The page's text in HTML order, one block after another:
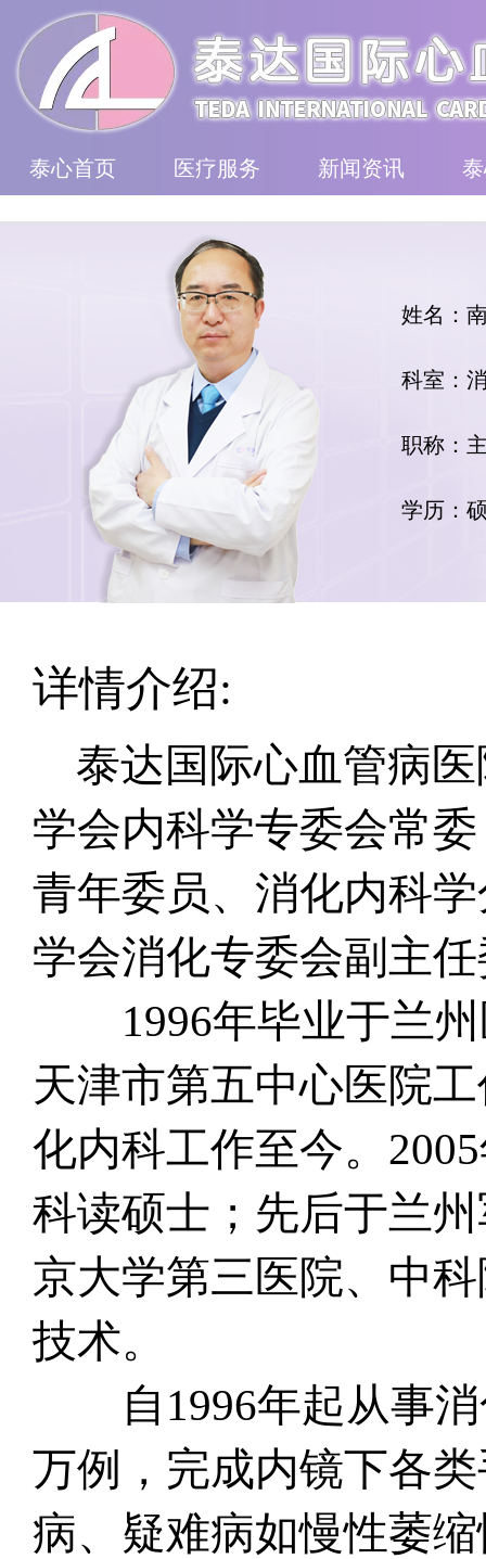
泰心首页 医疗服务 新闻资讯
姓名：
科室：
职称：
学历：
详情介绍:
泰达国际心血管病
学会内科学专委会常
青年委员、消化内科
学会消化专委会副主
1996年毕业于兰州
天津市第五中心医院
化内科工作至今。
科读硕士；先后于兰
京大学第三医院、中
技术。
自1996年起从事消
万例，完成内镜下各
病、疑难病如慢性萎